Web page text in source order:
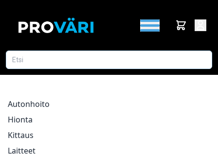
Autonhoito
Hionta
Kittaus
Laitteet